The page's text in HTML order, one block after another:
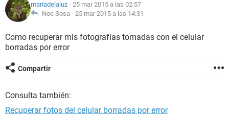
mariadelaluz - 25 mar 2015 a las 02:57
Noe Sosa - 25 mar 2015 a las 14:31
Como recuperar mis fotografías tomadas con el celular
borradas por error
Compartir
Consulta también:
Recuperar fotos del celular borradas por error